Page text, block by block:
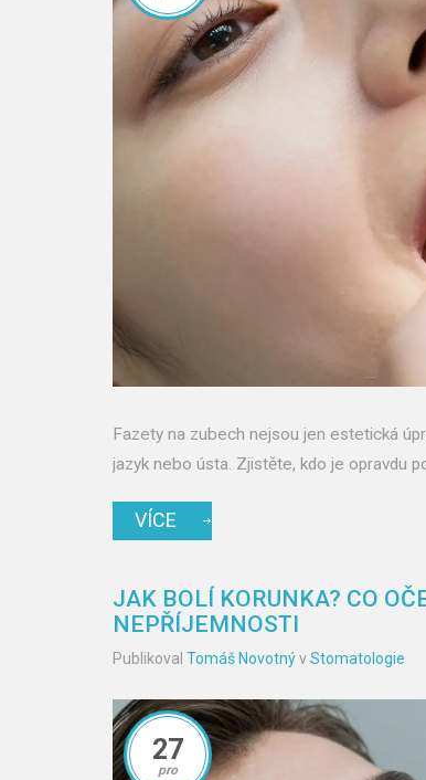
Fazety na zubech nejsou jen estetická
jazyk nebo ústa. Zjistěte, kdo je opravdu
VÍCE
JAK BOLÍ KORUNKA? CO
NEPŘÍJEMNOSTI
Publikoval Tomáš NovotnývStomatologie
27
pro